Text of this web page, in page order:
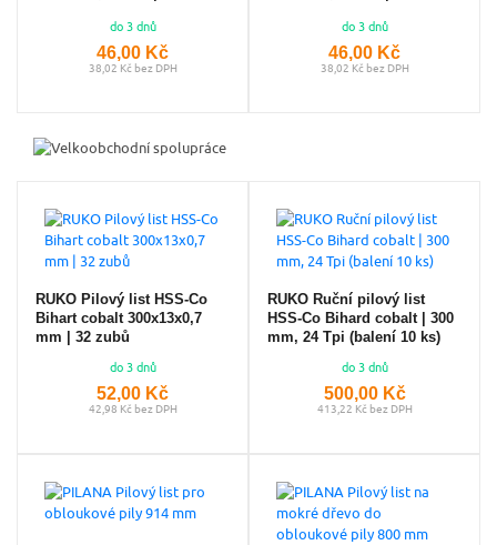
do 3 dnů
46,00 Kč
38,02 Kč bez DPH
do 3 dnů
46,00 Kč
38,02 Kč bez DPH
RUKO Pilový list HSS-Co
Bihart cobalt 300x13x0,7
mm | 32 zubů
do 3 dnů
52,00 Kč
42,98 Kč bez DPH
RUKO Ruční pilový list
HSS-Co Bihard cobalt | 300
mm, 24 Tpi (balení 10 ks)
do 3 dnů
500,00 Kč
413,22 Kč bez DPH